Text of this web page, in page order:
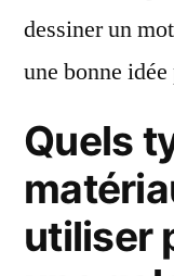
dessiner un
une bonne
Quels
utiliser